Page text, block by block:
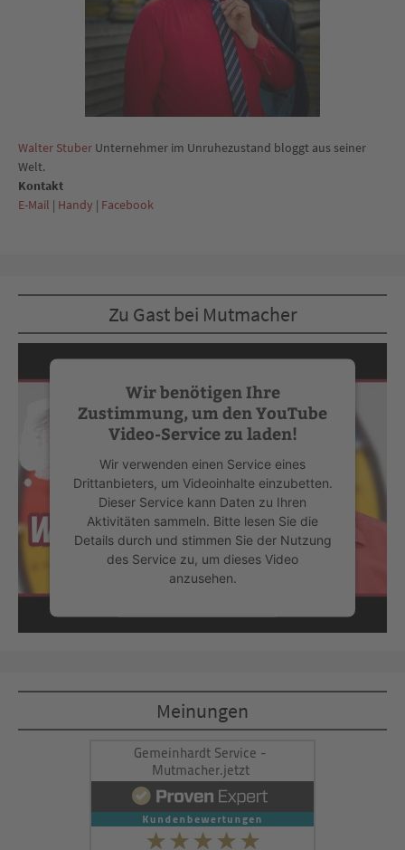
Walter Stuber Unternehmer im Unruhezustand bloggt aus seiner
Welt.
Kontakt
E-Mail | Handy | Facebook
Zu Gast bei Mutmacher
Wir benötigen Ihre
Zustimmung, um den YouTube
Video-Service zu laden!
Wir verwenden einen Service eines
Drittanbieters, um Videoinhalte einzubetten.
Dieser Service kann Daten zu Ihren
Aktivitäten sammeln. Bitte lesen Sie die
Details durch und stimmen Sie der Nutzung
des Service zu, um dieses Video
anzusehen.
Mehr Informationen
powered byUsercentrics Consent
Management Platform&eRecht24
Meinungen